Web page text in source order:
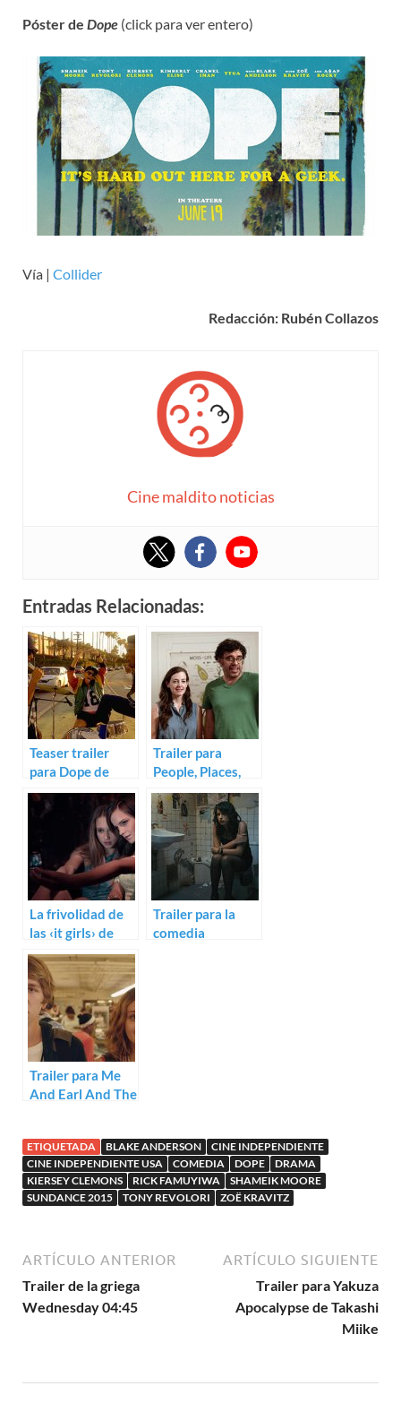
Póster de Dope (click para ver entero)
Vía | Collider
Redacción: Rubén Collazos
Cine maldito noticias
Entradas Relacionadas:
Teaser trailer
para Dope de
Rick Famuyiwa
Trailer para
People, Places,
Things
La frivolidad de
las ‹it girls› de
Sofia Coppola.
Teaser de The
Bling Ring
Trailer para la
comedia
Trailer para Me
And Earl And The
ETIQUETADA BLAKE ANDERSON
CINE INDEPENDIENTE
CINE INDEPENDIENTE USA
COMEDIA DOPE
DRAMA
KIERSEY CLEMONS
RICK FAMUYIWA
SHAMEIK MOORE
SUNDANCE 2015
TONY REVOLORI ZOË KRAVITZ
ARTÍCULO ANTERIOR
Trailer de la griega
Wednesday 04:45
ARTÍCULO SIGUIENTE
Trailer para Yakuza
Apocalypse de Takashi
Miike